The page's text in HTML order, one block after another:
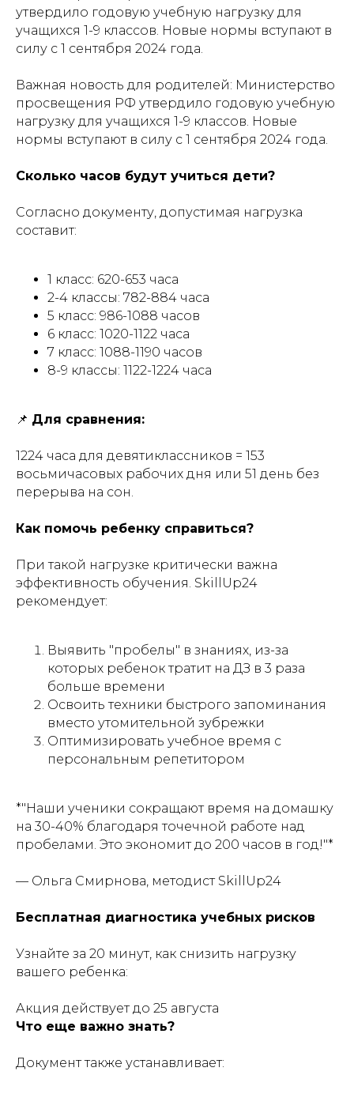
утвердило годовую учебную нагрузку для
учащихся 1-9 классов. Новые нормы вступают в
силу с 1 сентября 2024 года.
Важная новость для родителей: Министерство
просвещения РФ утвердило годовую учебную
нагрузку для учащихся 1-9 классов. Новые
нормы вступают в силу с 1 сентября 2024 года.
Сколько часов будут учиться дети?
Согласно документу, допустимая нагрузка
составит:
1 класс: 620-653 часа
2-4 классы: 782-884 часа
5 класс: 986-1088 часов
6 класс: 1020-1122 часа
7 класс: 1088-1190 часов
8-9 классы: 1122-1224 часа
📌 Для сравнения:
1224 часа для девятиклассников = 153
восьмичасовых рабочих дня или 51 день без
перерыва на сон.
Как помочь ребенку справиться?
При такой нагрузке критически важна
эффективность обучения. SkillUp24
рекомендует:
Выявить "пробелы" в знаниях, из-за
которых ребенок тратит на ДЗ в 3 раза
больше времени
Освоить техники быстрого запоминания
вместо утомительной зубрежки
Оптимизировать учебное время с
персональным репетитором
*"Наши ученики сокращают время на домашку
на 30-40% благодаря точечной работе над
пробелами. Это экономит до 200 часов в год!"*
— Ольга Смирнова, методист SkillUp24
Бесплатная диагностика учебных рисков
Узнайте за 20 минут, как снизить нагрузку
вашего ребенка:
Акция действует до 25 августа
Что еще важно знать?
Документ также устанавливает: